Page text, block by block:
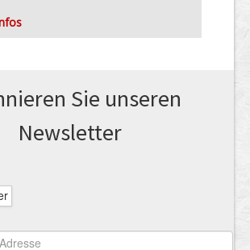
Sie unseren
News­letter